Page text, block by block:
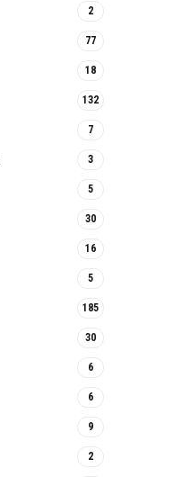
2
77
18
132
7
3
5
30
16
5
185
30
6
6
9
2